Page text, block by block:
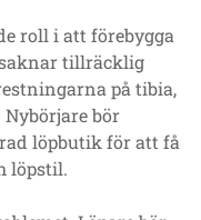
roll i att förebygga
tillräcklig
på tibia,
bör
löpbutik för att få
löpstil.